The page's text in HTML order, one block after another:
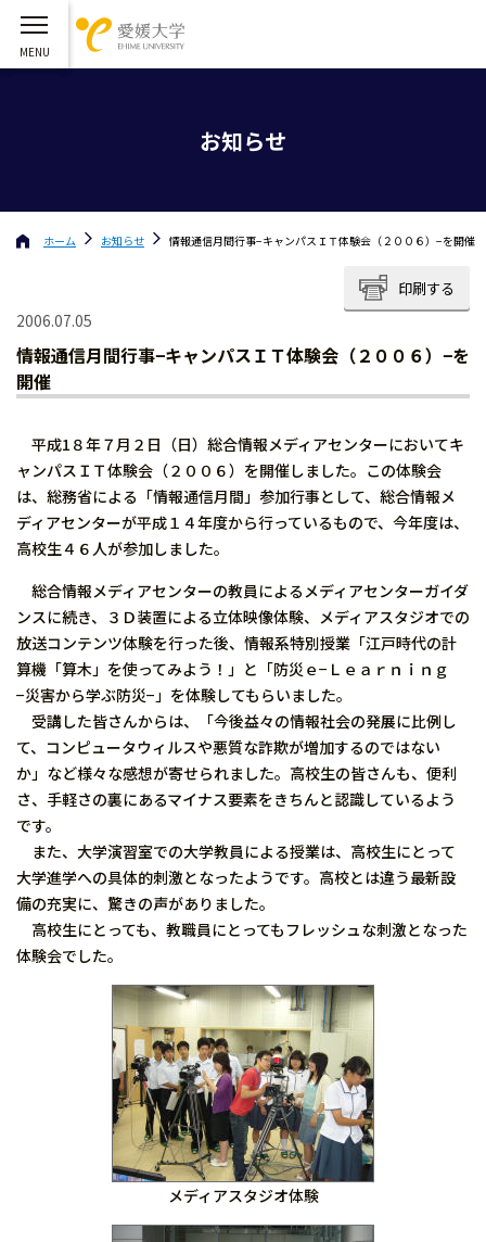
お知らせ
ホーム お知らせ 情報通信月間行事−キャンパスＩＴ体験会（２００６）−を開催
印刷する
2006.07.05
情報通信月間行事−キャンパスＩＴ体験会（２００６）−を
開催
平成1８年７月２日（日）総合情報メディアセンターにおいてキ
ャンパスＩＴ体験会（２００６）を開催しました。この体験会
は、総務省による「情報通信月間」参加行事として、総合情報メ
ディアセンターが平成１４年度から行っているもので、今年度は、
高校生４６人が参加しました。
総合情報メディアセンターの教員によるメディアセンターガイダ
ンスに続き、３Ｄ装置による立体映像体験、メディアスタジオでの
放送コンテンツ体験を行った後、情報系特別授業「江戸時代の計
算機「算木」を使ってみよう！」と「防災ｅ−Ｌｅａｒｎｉｎｇ
−災害から学ぶ防災−」を体験してもらいました。
受講した皆さんからは、「今後益々の情報社会の発展に比例し
て、コンピュータウィルスや悪質な詐欺が増加するのではない
か」など様々な感想が寄せられました。高校生の皆さんも、便利
さ、手軽さの裏にあるマイナス要素をきちんと認識しているよう
です。
また、大学演習室での大学教員による授業は、高校生にとって
大学進学への具体的刺激となったようです。高校とは違う最新設
備の充実に、驚きの声がありました。
高校生にとっても、教職員にとってもフレッシュな刺激となった
体験会でした。
メディアスタジオ体験